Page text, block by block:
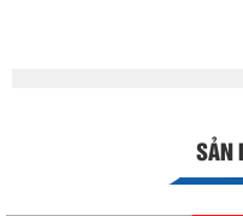
SẢN